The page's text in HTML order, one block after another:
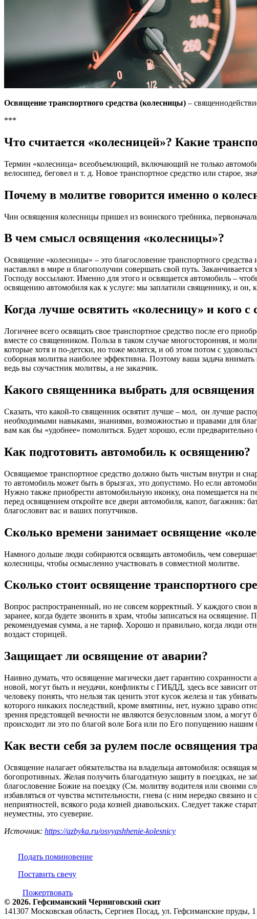
Освящение транспортного средства (колесницы) –
***
Что считается «колесницей»? Какие
Термин «колесница» всеобъемлющий, включающий не только
велосипед, беговел и т. д. Новое транспортное средство или старое,
Почему в молитве говорится именно о
Чин освящения колесницы пришел из воинского требника,
В чем смысл освящения «колесницы»?
Освящение «колесницы» – это благословение транспортного
наставлял в мире и благополучии совершать свой путь.
Господу воссылают. Именно для этого и освящается автомобиль –
освящению автомобиля как к услуге: мы заплатили священнику, и он,
Когда лучше освятить «колесницу» и кого с
Логичнее всего освящать свое транспортное средство после его
вместе со священником. Польза в таком случае многосторонняя, и
которые хотя и по-детски, но тоже молятся, и об этом потом с
соборная молитва наиболее эффективна. Поэтому ваша задача
ведь вы соучастник молитвы, а не заказчик.
Какого священника выбрать для
Сказать, что какой-то священник освятит лучше – мол, он лучше
необходимыми навыками, знаниями, возможностью и правами для
вам как бы «удобнее» помолиться. Будет хорошо, если
Как подготовить автомобиль к освящению?
Освящаемое транспортное средство должно быть чистым внутри и
то автомобиль может быть в брызгах, это допустимо. Но если
Нужно также приобрести автомобильную иконку, она помещается на
перед освящением откройте все двери автомобиля, капот, багажник:
благословит вас и ваших попутчиков.
Сколько времени занимает освящение
Намного дольше люди собираются освящать автомобиль, чем
колесницы, чтобы осмысленно участвовать в совместной молитве.
Сколько стоит освящение транспортного
Вопрос распространенный, но не совсем корректный. У каждого
заранее, когда будете звонить в храм, чтобы записаться на
рекомендуемая сумма, а не тариф. Хорошо и правильно, когда люди
воздаст сторицей.
Защищает ли освящение от аварии?
Наивно думать, что освящение магически дает гарантию
новой, могут быть и неудачи, конфликты с ГИБДД, здесь все зависит
человеку понять, что нельзя так ценить этот кусок железа и так
которого никаких последствий, кроме вмятины, нет, нужно здраво
зрения предстоящей вечности не являются безусловным злом, а
происходит ли это по благой воле Бога или по Его попущению нашим
Как вести себя за рулем после освящения
Освящение налагает обязательства на владельца автомобиля:
богопротивных. Желая получить благодатную защиту в поездках, не
благословение Божие на поездку (См. молитву водителя или своими
избавляться от чувства мстительности, гнева (с ним нередко
неприятностей, всякого рода козней диавольских. Следует также
неуместны, это суеверие.
Источник: https://azbyka.ru/osvyashhenie-kolesnicy
Подать поминовение
Поставить свечу
Пожертвовать
© 2026. Гефсиманский Черниговский cкит
141307 Московская область, Сергиев Посад, ул. Гефсиманские пруды, 1